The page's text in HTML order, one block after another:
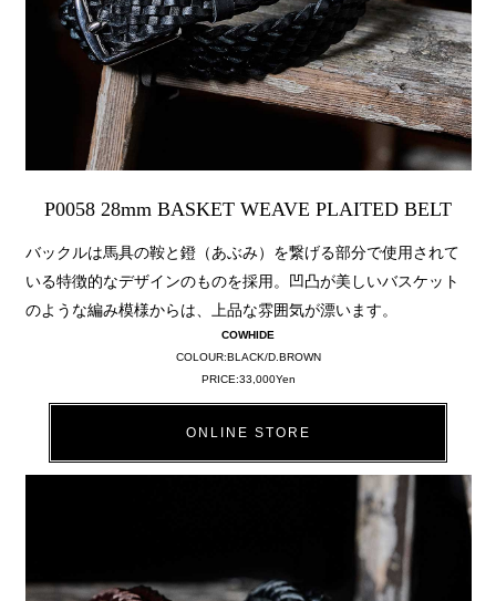
P0058 28mm BASKET WEAVE PLAITED BELT
バックルは馬具の鞍と鐙（あぶみ）を繋げる部分で使用されて
いる特徴的なデザインのものを採用。凹凸が美しいバスケット
のような編み模様からは、上品な雰囲気が漂います。
COWHIDE
COLOUR:BLACK/D.BROWN
PRICE:33,000Yen
ONLINE STORE